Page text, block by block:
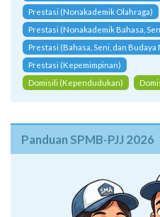
Prestasi (Nonakademik Olahraga)
Prestasi (Nonakademik Bahasa,
Prestasi (Bahasa, Seni, dan
Prestasi (Kepemimpinan)
Domisili (Kependudukan)
Panduan SPMB-PJJ 2026